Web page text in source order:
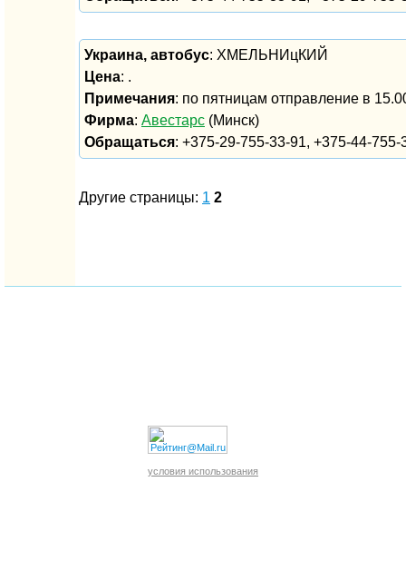
Украина, автобус: ХМЕЛЬНИцКИЙ
Цена: .
Примечания: по пятницам отправление в
Фирма: Авестарс (Минск)
Обращаться: +375-29-755-33-91, +375-44-
Другие страницы: 1 2
условия использования